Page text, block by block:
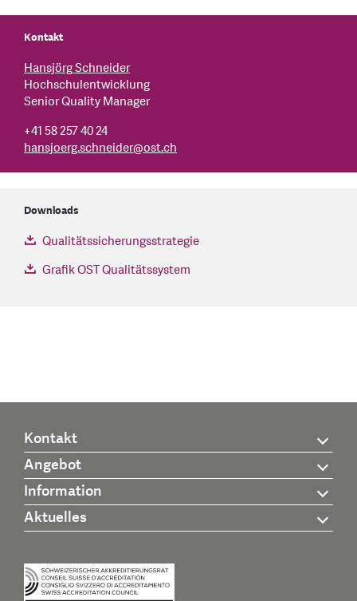
Kontakt
Hansjörg Schneider
Hochschulentwicklung
Senior Quality Manager
+41 58 257 40 24
hansjoerg.schneider@ost.ch
Downloads
Qualitätssicherungsstrategie
Grafik OST Qualitätssystem
Kontakt
Angebot
Information
Aktuelles